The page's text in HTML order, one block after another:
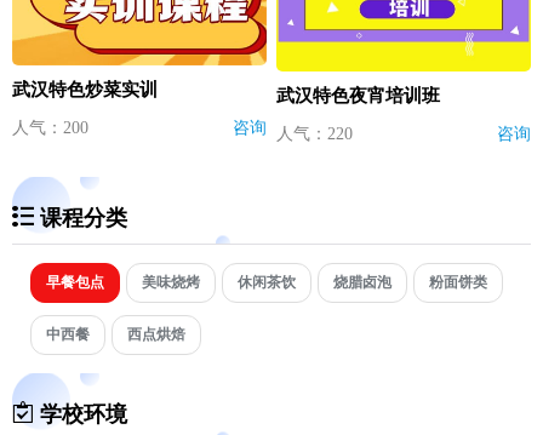
武汉特色炒菜实训
人气：200 咨询
武汉特色夜宵培训班
人气：220 咨询
课程分类
早餐包点 美味烧烤 休闲茶饮 烧腊卤泡 粉面饼类
中西餐 西点烘焙
学校环境